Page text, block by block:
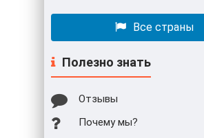
Все страны
Полезно знать
Отзывы
Почему мы?